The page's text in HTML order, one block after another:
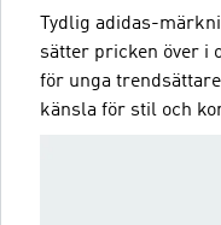
Tydlig adidas-
sätter pricken över i
för unga
känsla för stil och